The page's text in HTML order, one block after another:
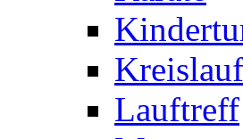
Lauftreff